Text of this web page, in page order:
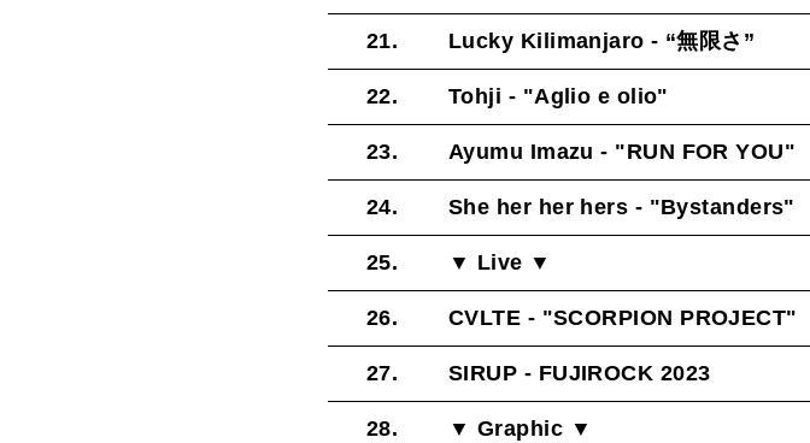
21. Lucky Kilimanjaro - “無限さ”
22. Tohji - "Aglio e olio"
23. Ayumu Imazu - "RUN FOR YOU"
24. She her her hers - "Bystanders"
25. ▼ Live ▼
26. CVLTE - "SCORPION PROJECT"
27. SIRUP - FUJIROCK 2023
28. ▼ Graphic ▼